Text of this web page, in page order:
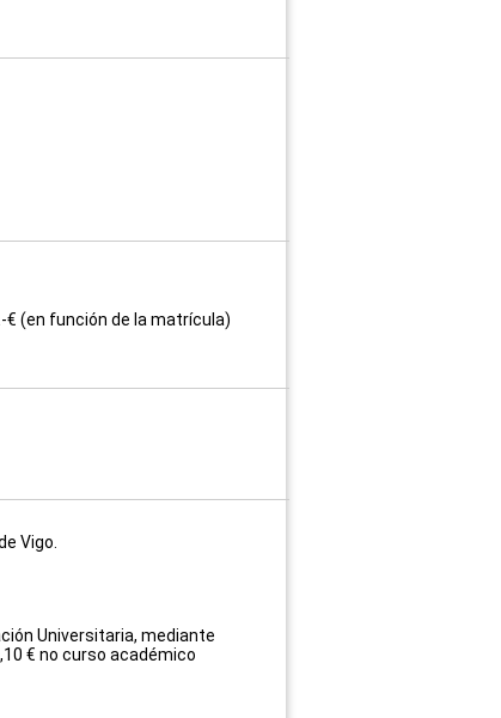
€ (en función de la matrícula)
Vigo.
Universitaria, mediante
€ no curso académico